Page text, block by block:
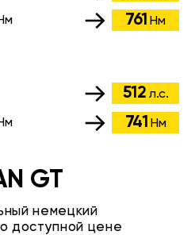
761 Нм
512 л.с.
741 Нм
GT
немецкий
доступной цене